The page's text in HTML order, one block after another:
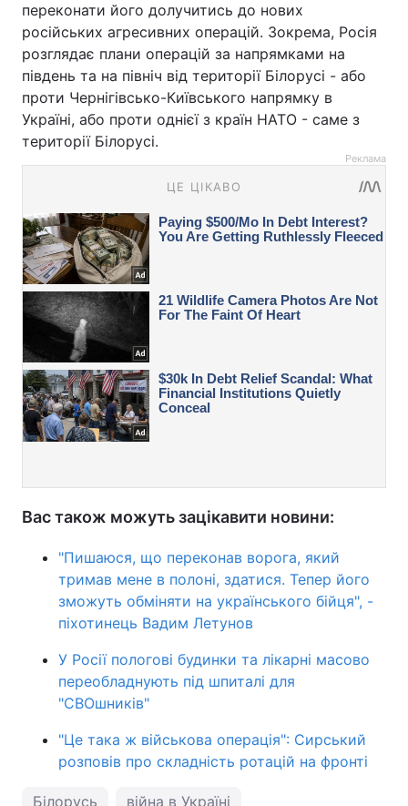
переконати його долучитись до нових
російських агресивних операцій. Зокрема, Росія
розглядає плани операцій за напрямками на
південь та на північ від території Білорусі - або
проти Чернігівсько-Київського напрямку в
Україні, або проти однієї з країн НАТО - саме з
території Білорусі.
Реклама
Вас також можуть зацікавити новини:
"Пишаюся, що переконав ворога, який
тримав мене в полоні, здатися. Тепер його
зможуть обміняти на українського бійця", -
піхотинець Вадим Летунов
У Росії пологові будинки та лікарні масово
переобладнують під шпиталі для
"СВОшників"
"Це така ж військова операція": Сирський
розповів про складність ротацій на фронті
Білорусь війна в Україні